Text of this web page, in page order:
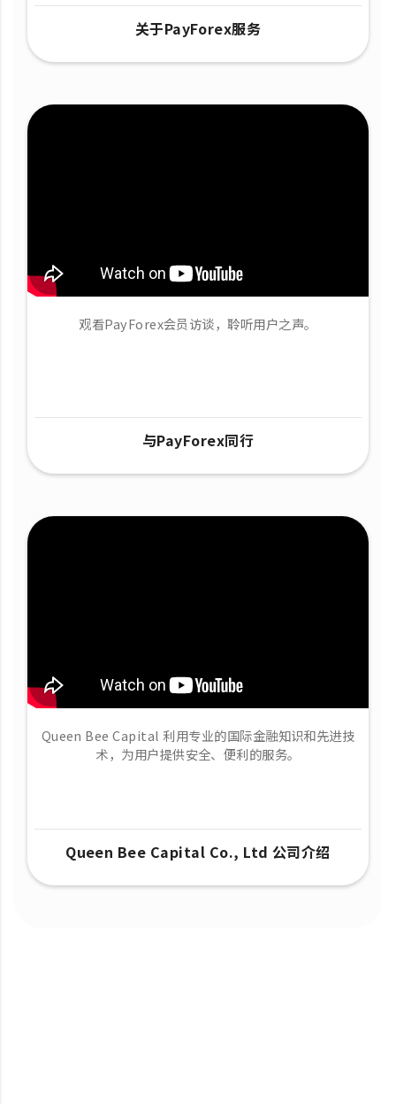
关于PayForex服务
观看PayForex会员访谈，聆听用户之声。
与PayForex同行
Queen Bee Capital 利用专业的国际金融知识和先进技
术，为用户提供安全、便利的服务。
Queen Bee Capital Co., Ltd 公司介绍